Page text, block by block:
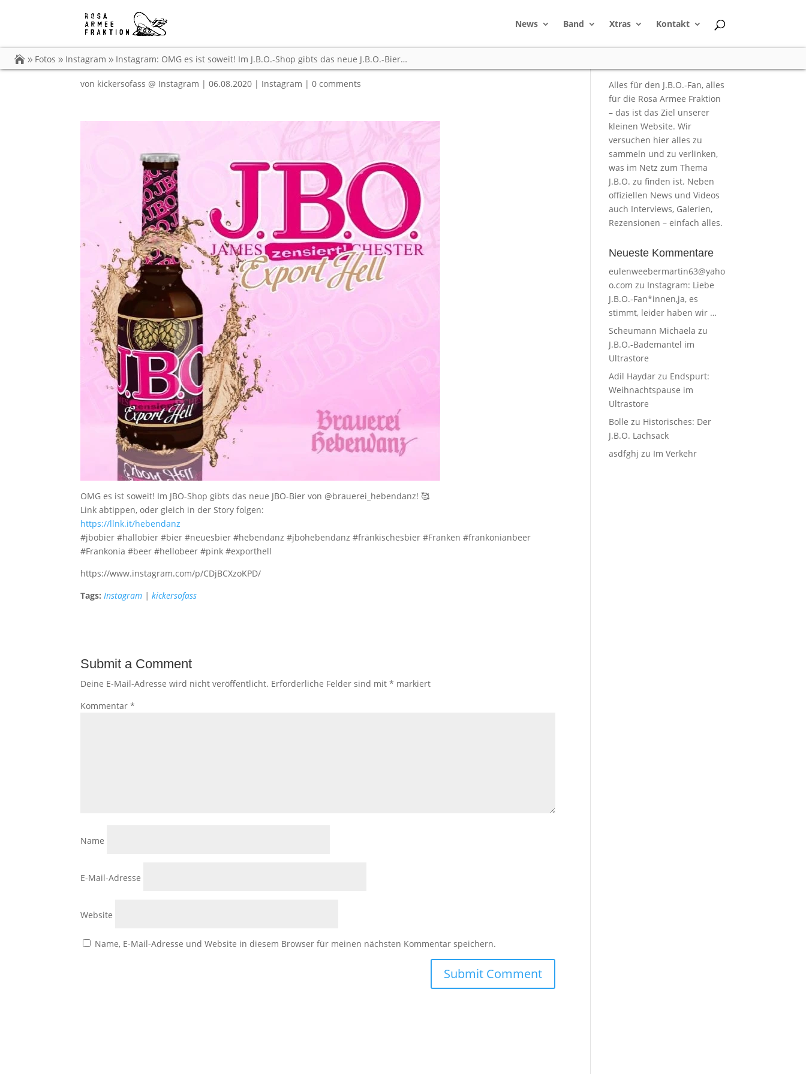
News Band Xtras Kontakt
Fotos Instagram Instagram: OMG es ist soweit! Im J.B.O.-Shop gibts das neue J.B.O.-Bier…
Instagram: OMG es ist soweit! Im J.B.O.-Shop gibts das
neue J.B.O.-Bier…
von kickersofass @ Instagram |06.08.2020 | Instagram |0 comments
OMG es ist soweit! Im JBO-Shop gibts das neue JBO-Bier von @brauerei_hebendanz! 🥰
Link abtippen, oder gleich in der Story folgen:
https://llnk.it/hebendanz
#jbobier #hallobier #bier #neuesbier #hebendanz #jbohebendanz #fränkischesbier #Franken #frankonianbeer
#Frankonia #beer #hellobeer #pink #exporthell
https://www.instagram.com/p/CDjBCXzoKPD/
Tags: Instagram |kickersofass
Submit a Comment
Deine E-Mail-Adresse wird nicht veröffentlicht. Erforderliche Felder sind mit* markiert
Kommentar*
Name
E-Mail-Adresse
Website
Name, E-Mail-Adresse und Website in diesem Browser für meinen nächsten Kommentar speichern.
Alles für den J.B.O.-Fan, alles
für die Rosa Armee Fraktion
– das ist das Ziel unserer
kleinen Website. Wir
versuchen hier alles zu
sammeln und zu verlinken,
was im Netz zum Thema
J.B.O. zu finden ist. Neben
offiziellen News und Videos
auch Interviews, Galerien,
Rezensionen – einfach alles.
Neueste Kommentare
eulenweebermartin63@yaho
o.com zu Instagram: Liebe
J.B.O.-Fan*innen,ja, es
stimmt, leider haben wir …
Scheumann Michaela zu
J.B.O.-Bademantel im
Ultrastore
Adil Haydar zu Endspurt:
Weihnachtspause im
Ultrastore
Bolle zu Historisches: Der
J.B.O. Lachsack
asdfghj zu Im Verkehr